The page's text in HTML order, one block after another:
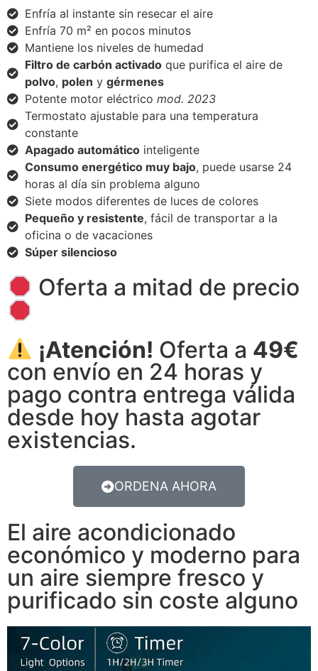
Enfría al instante sin resecar el aire
Enfría 70 m² en pocos minutos
Mantiene los niveles de humedad
Filtro de carbón activado que purifica el aire de
polvo, polen y gérmenes
Potente motor eléctrico mod. 2023
Termostato ajustable para una temperatura
constante
Apagado automático inteligente
Consumo energético muy bajo, puede usarse 24
horas al día sin problema alguno
Siete modos diferentes de luces de colores
Pequeño y resistente, fácil de transportar a la
oficina o de vacaciones
Súper silencioso
Oferta a mitad de precio
¡Atención! Oferta a 49€
con envío en 24 horas y
pago contra entrega válida
desde hoy hasta agotar
existencias.
ORDENA AHORA
El aire acondicionado
económico y moderno para
un aire siempre fresco y
purificado sin coste alguno